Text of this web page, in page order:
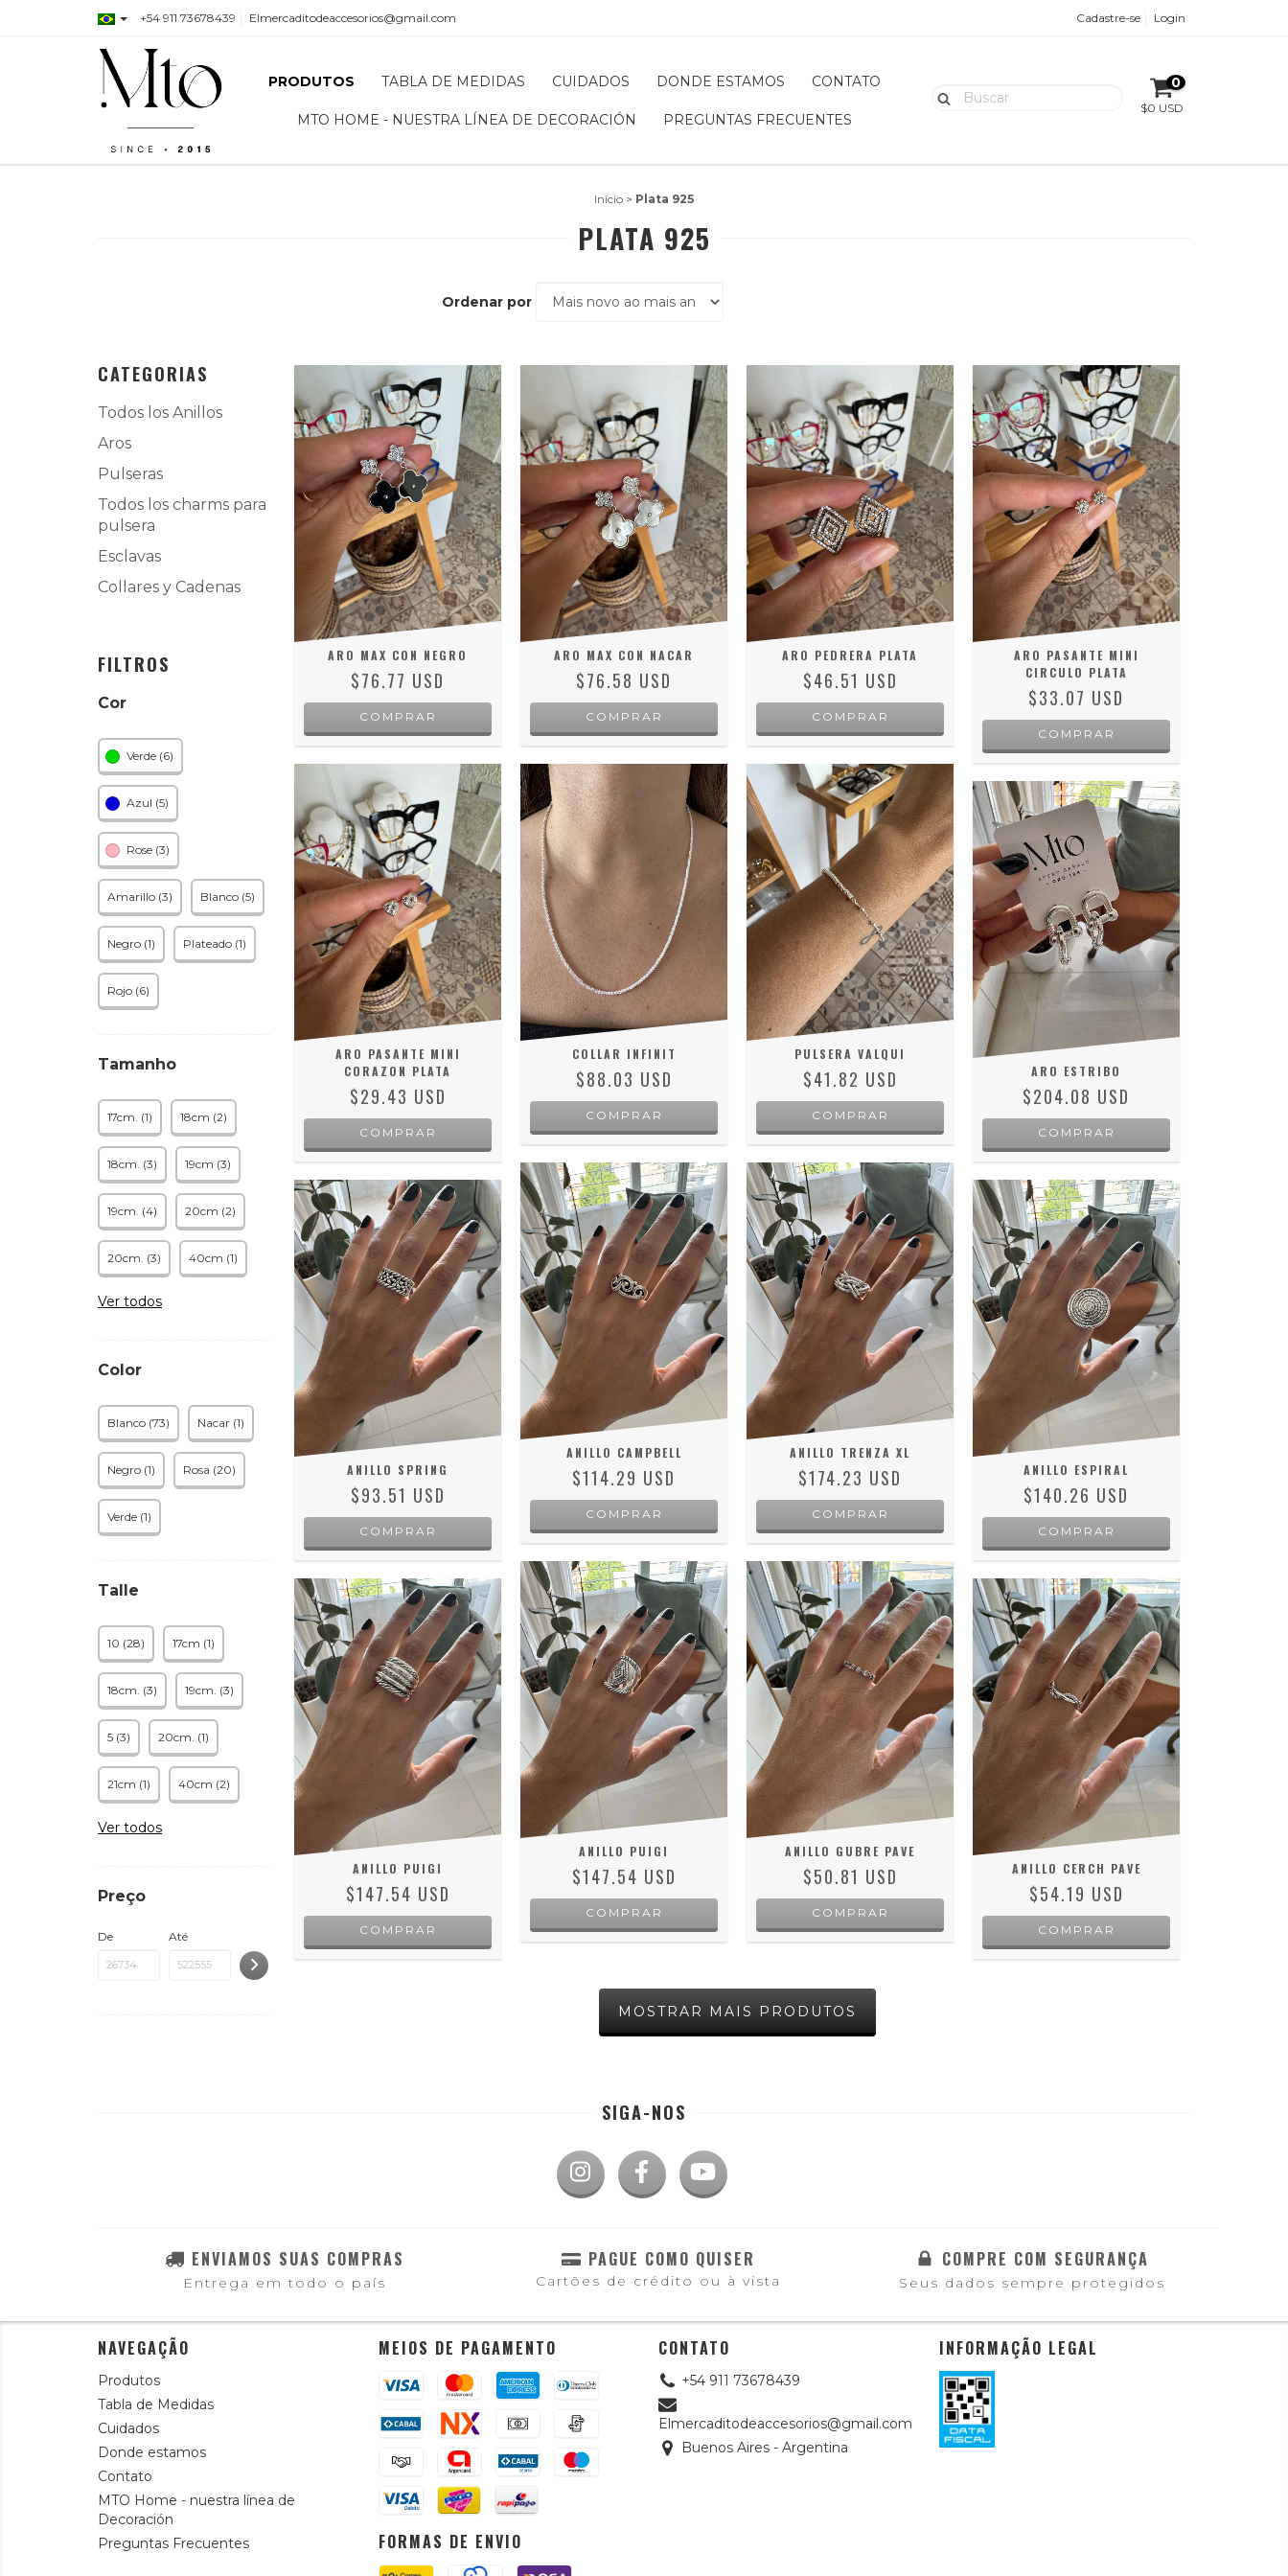
+54 911 73678439 Elmercaditodeaccesorios@gmail.com Cadastre-se Login
PRODUTOS TABLA DE MEDIDAS CUIDADOS DONDE ESTAMOS CONTATO
MTO HOME - NUESTRA LÍNEA DE DECORACIÓN PREGUNTAS FRECUENTES
0
$0 USD
Início > Plata 925
PLATA 925
Ordenar por
CATEGORIAS
Todos los Anillos
Aros
Pulseras
Todos los charms para
pulsera
Esclavas
Collares y Cadenas
FILTROS
Cor
Verde (6)
Azul (5)
Rose (3)
Amarillo (3) Blanco (5)
Negro (1) Plateado (1)
Rojo (6)
Tamanho
17cm. (1) 18cm (2)
18cm. (3) 19cm (3)
19cm. (4) 20cm (2)
20cm. (3) 40cm (1)
Ver todos
Color
Blanco (73) Nacar (1)
Negro (1) Rosa (20)
Verde (1)
Talle
10 (28) 17cm (1)
18cm. (3) 19cm. (3)
5 (3) 20cm. (1)
21cm (1) 40cm (2)
Ver todos
Preço
De Até
ARO MAX CON NEGRO
$76.77 USD
ARO MAX CON NACAR
$76.58 USD
ARO PEDRERA PLATA
$46.51 USD
ARO PASANTE MINI
CIRCULO PLATA
$33.07 USD
ARO PASANTE MINI
CORAZON PLATA
$29.43 USD
COLLAR INFINIT
$88.03 USD
COMPRAR
PULSERA VALQUI
$41.82 USD ARO ESTRIBO
$204.08 USD
ANILLO SPRING
$93.51 USD
COMPRAR
ANILLO CAMPBELL
$114.29 USD
COMPRAR
ANILLO TRENZA XL
$174.23 USD
COMPRAR
ANILLO ESPIRAL
$140.26 USD
COMPRAR
ANILLO PUIGI
$147.54 USD
COMPRAR
ANILLO PUIGI
$147.54 USD
COMPRAR
ANILLO GUBRE PAVE
$50.81 USD
COMPRAR
ANILLO CERCH PAVE
$54.19 USD
COMPRAR
MOSTRAR MAIS PRODUTOS
SIGA-NOS
ENVIAMOS SUAS COMPRAS
Entrega em todo o país
PAGUE COMO QUISER
Cartões de crédito ou à vista
COMPRE COM SEGURANÇA
Seus dados sempre protegidos
NAVEGAÇÃO
Produtos
Tabla de Medidas
Cuidados
Donde estamos
Contato
MTO Home - nuestra línea de
Decoración
Preguntas Frecuentes
MEIOS DE PAGAMENTO
FORMAS DE ENVIO
CONTATO
+54 911 73678439
Elmercaditodeaccesorios@gmail.com
Buenos Aires - Argentina
INFORMAÇÃO LEGAL